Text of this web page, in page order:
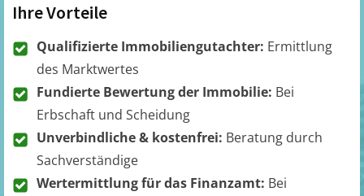
Ihre Vorteile
Qualifizierte Immobiliengutachter: Ermittlung
des Marktwertes
Fundierte Bewertung der Immobilie: Bei
Erbschaft und Scheidung
Unverbindliche & kostenfrei: Beratung durch
Sachverständige
Wertermittlung für das Finanzamt: Bei